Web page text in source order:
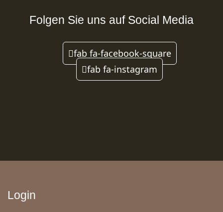
Folgen Sie uns auf Social Media
fab fa-facebook-square
fab fa-instagram
Login